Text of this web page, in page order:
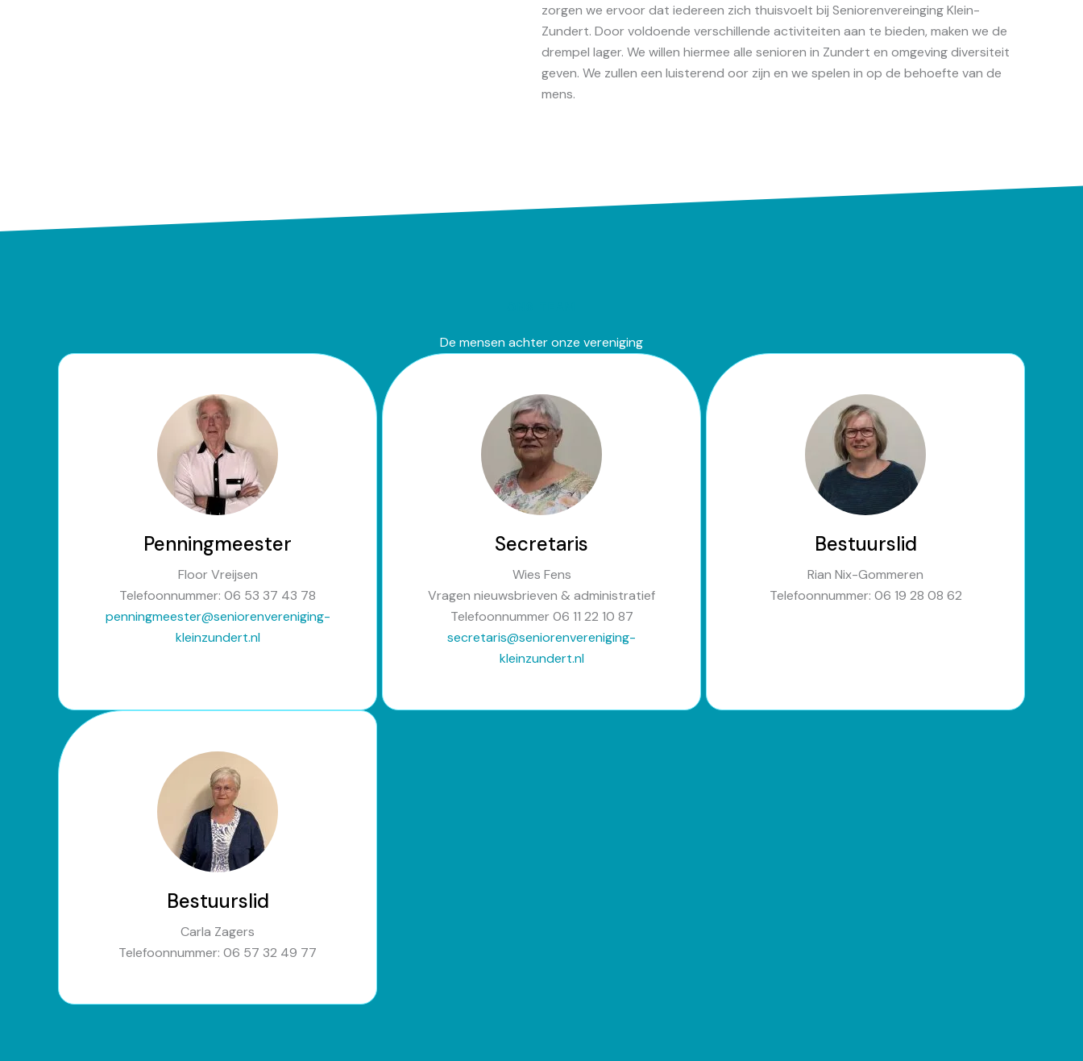
zorgen we ervoor dat iedereen zich thuisvoelt bij Seniorenvereinging Klein-
Zundert. Door voldoende verschillende activiteiten aan te bieden, maken we de
drempel lager. We willen hiermee alle senioren in Zundert en omgeving diversiteit
geven. We zullen een luisterend oor zijn en we spelen in op de behoefte van de
mens.
De mensen achter onze vereniging
Penningmeester
Floor Vreijsen
Telefoonnummer: 06 53 37 43 78
penningmeester@seniorenvereniging-
kleinzundert.nl
Secretaris
Wies Fens
Vragen nieuwsbrieven & administratief
Telefoonnummer 06 11 22 10 87
secretaris@seniorenvereniging-
kleinzundert.nl
Bestuurslid
Rian Nix-Gommeren
Telefoonnummer: 06 19 28 08 62
Bestuurslid
Carla Zagers
Telefoonnummer: 06 57 32 49 77